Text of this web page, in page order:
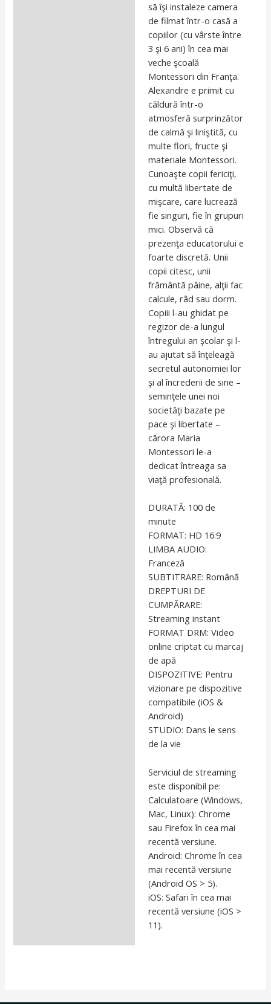
să îşi instaleze camera
de filmat într-o casă a
copiilor (cu vârste între
3 şi 6 ani) în cea mai
veche şcoală
Montessori din Franţa.
Alexandre e primit cu
căldură într-o
atmosferă surprinzător
de calmă şi liniştită, cu
multe flori, fructe şi
materiale Montessori.
Cunoaşte copii fericiţi,
cu multă libertate de
mişcare, care lucrează
fie singuri, fie în grupuri
mici. Observă că
prezenţa educatorului e
foarte discretă. Unii
copii citesc, unii
frământă pâine, alţii fac
calcule, râd sau dorm.
Copiii l-au ghidat pe
regizor de-a lungul
întregului an şcolar şi l-
au ajutat să înţeleagă
secretul autonomiei lor
şi al încrederii de sine –
seminţele unei noi
societăţi bazate pe
pace şi libertate –
cărora Maria
Montessori le-a
dedicat întreaga sa
viaţă profesională.
DURATĂ: 100 de
minute
FORMAT: HD 16:9
LIMBA AUDIO:
Franceză
SUBTITRARE: Română
DREPTURI DE
CUMPĂRARE:
Streaming instant
FORMAT DRM: Video
online criptat cu marcaj
de apă
DISPOZITIVE: Pentru
vizionare pe dispozitive
compatibile (iOS &
Android)
STUDIO: Dans le sens
de la vie
Serviciul de streaming
este disponibil pe:
Calculatoare (Windows,
Mac, Linux): Chrome
sau Firefox în cea mai
recentă versiune.
Android: Chrome în cea
mai recentă versiune
(Android OS > 5).
iOS: Safari în cea mai
recentă versiune (iOS >
11).